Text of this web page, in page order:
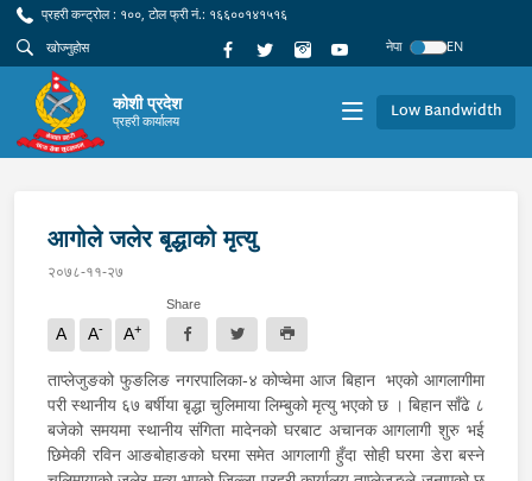
प्रहरी कन्ट्रोल : १००, टोल फ्री नं.: १६६००१४१५१६
नेपा
EN
कोशी प्रदेश
प्रहरी कार्यालय Low Bandwidth
आगोले जलेर बृद्धाको मृत्यु
२०७८-११-२७
A A- A+
Share
ताप्लेजुङको फुङलिङ नगरपालिका-४ कोप्चेमा आज बिहान भएको आगलागीमा
परी स्थानीय ६७ बर्षीया बृद्धा चुलिमाया लिम्बुको मृत्यु भएको छ । बिहान साँढे ८
बजेको समयमा स्थानीय संगिता मादेनको घरबाट अचानक आगलागी शुरु भई
छिमेकी रविन आङबोहाङको घरमा समेत आगलागी हुँदा सोही घरमा डेरा बस्ने